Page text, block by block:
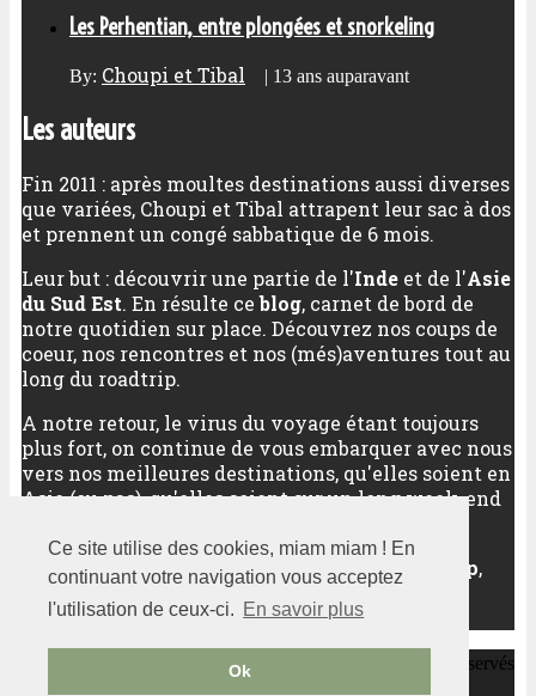
Ce site utilise des cookies, miam miam ! En
continuant votre navigation vous acceptez
l'utilisation de ceux-ci. En savoir plus
Ok
Les Perhentian, entre plongées et snorkeling
By: Choupi et Tibal | 13 ans auparavant
Les auteurs
Fin 2011 : après moultes destinations aussi diverses
que variées, Choupi et Tibal attrapent leur sac à dos
et prennent un congé sabbatique de 6 mois.
Leur but : découvrir une partie de l'Inde et de l'Asie
du Sud Est. En résulte ceblog, carnet de bord de
notre quotidien sur place. Découvrez nos coups de
coeur, nos rencontres et nos (més)aventures tout au
long du roadtrip.
A notre retour, le virus du voyage étant toujours
plus fort, on continue de vous embarquer avec nous
vers nos meilleures destinations, qu'elles soient en
Asie (ou pas), qu'elles soient sur un long week-end
Au programme :découverte d'un pays,city trip,
sports outdoor
... Bref, pas de quoi
s'ennuyer !
Notre petit grain d'Asie
- Tous droits réservés